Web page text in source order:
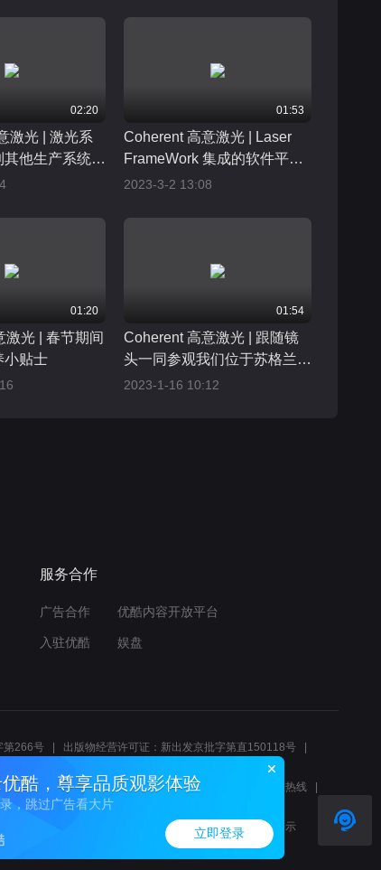
酷，尊享品质观影体验
，跳过广告看大片
立即登录
02:20
激光 | 激光系
他生产系统并
01:53
Coherent 高意激光 | Laser
FrameWork 集成的软件平
台，助您迈向更高生产力和更
2023-3-2 13:08
01:20
激光 | 春节期间
小贴士
01:54
Coherent 高意激光 | 跟随镜
头一同参观我们位于苏格兰的
工厂
2023-1-16 10:12
服务合作
广告合作 优酷内容开放平台
入驻优酷 娱盘
第266号
出版物经营许可证：新出发京批字第直150118号
服务 北京互联网举报中心
北京12345文化市场举报热线
、邮箱youkujubao@service.alibaba.com
正举报邮箱：wenyulianzheng@alibaba-inc.com 算法公示